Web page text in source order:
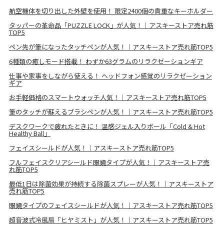
航空機体を切り出した外壁を使用！ 限定2400個の貴重なキーホルダー
タッパーの革命品「PUZZLE LOCK」が人気！｜アスキーストア売れ筋
TOP5
ペン先が筆になったタッチペンが人気！｜アスキーストア売れ筋TOP5
6種類の癒しモード搭載！ わずか63グラムのリラクゼーションギア
仕事や家事をしながら使える！ ヘッドフォン感覚のリラクゼーション
ギア
お手軽価格のスマートウォッチ人気！｜アスキーストア売れ筋TOP5
筆のタッチが蘇えるブラシペンが人気！｜アスキーストア売れ筋TOP5
デスクワークで疲れたときに！ 温感ジェル入りボール「Cold & Hot
Healthy Ball」
フェイスシールドが人気！｜アスキーストア売れ筋TOP5
フルフェイスクリアシールド眼鏡タイプが人気！｜アスキーストア売
れ筋TOP5
最低1日は除菌効果が持続する除菌スプレーが人気！｜アスキーストア
売れ筋TOP5
眼鏡タイプのフェイスシールドが人気！｜アスキーストア売れ筋TOP5
超音波式冷風扇「ヒヤミスト」が人気！｜アスキーストア売れ筋TOP5